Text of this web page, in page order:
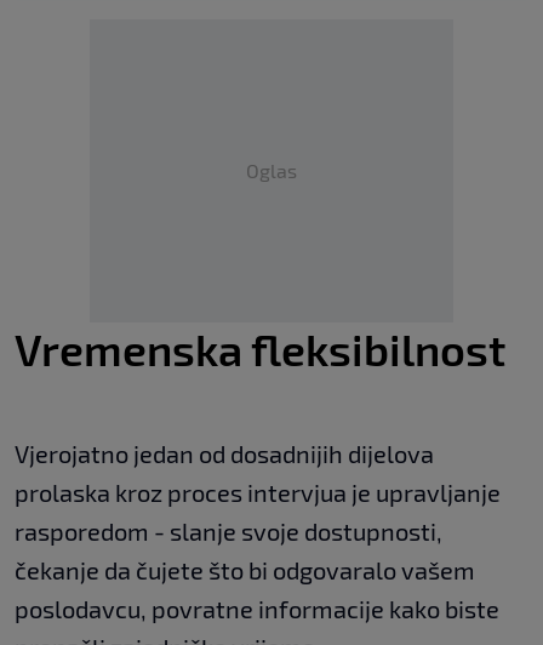
Oglas
Vremenska fleksibilnost
Vjerojatno jedan od dosadnijih dijelova
prolaska kroz proces intervjua je upravljanje
rasporedom - slanje svoje dostupnosti,
čekanje da čujete što bi odgovaralo vašem
poslodavcu, povratne informacije kako biste